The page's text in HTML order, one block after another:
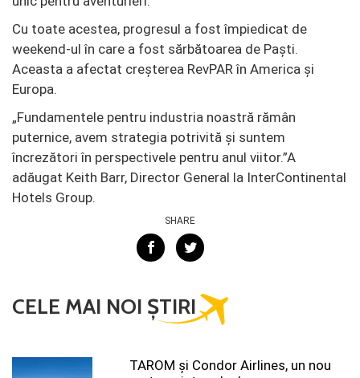
Cu toate acestea, progresul a fost împiedicat de
weekend-ul în care a fost sărbătoarea de Paști.
Aceasta a afectat creșterea RevPAR în America și
Europa.
„Fundamentele pentru industria noastră rămân
puternice, avem strategia potrivită și suntem
încrezători în perspectivele pentru anul viitor.”A
adăugat Keith Barr, Director General la InterContinental
Hotels Group.
SHARE
CELE MAI NOI ȘTIRI
TAROM şi Condor Airlines, un nou